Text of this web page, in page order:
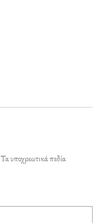
Τα υποχρεωτικά πεδία